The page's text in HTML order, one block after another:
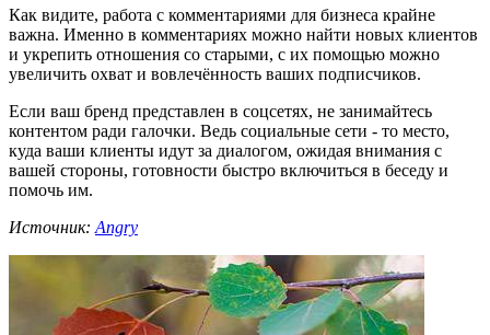
Как видите, работа с комментариями для бизнеса крайне
важна. Именно в комментариях можно найти новых клиентов
и укрепить отношения со старыми, с их помощью можно
увеличить охват и вовлечённость ваших подписчиков.
Если ваш бренд представлен в соцсетях, не занимайтесь
контентом ради галочки. Ведь социальные сети - то место,
куда ваши клиенты идут за диалогом, ожидая внимания с
вашей стороны, готовности быстро включиться в беседу и
помочь им.
Источник:Angry